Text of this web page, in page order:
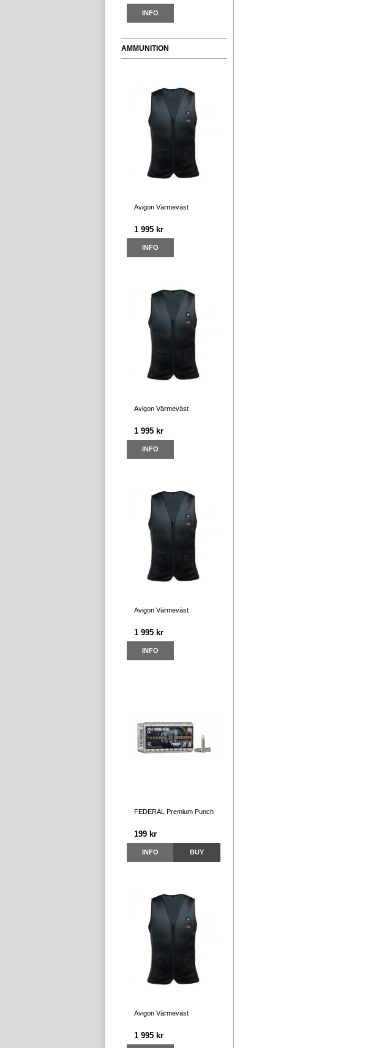
INFO
AMMUNITION
Avigon Värmeväst
1 995 kr
INFO
Avigon Värmeväst
1 995 kr
INFO
Avigon Värmeväst
1 995 kr
INFO
FEDERAL Premium Punch
199 kr
INFO BUY
Avigon Värmeväst
1 995 kr